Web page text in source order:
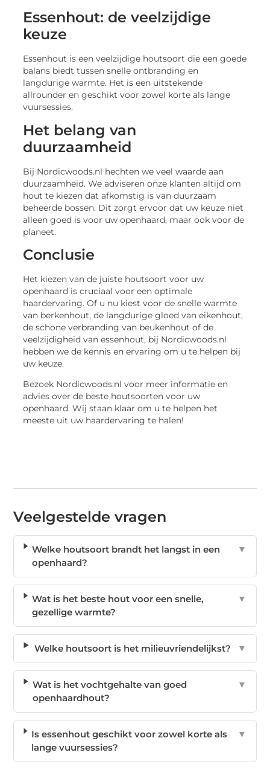
Essenhout: de veelzijdige
keuze
Essenhout is een veelzijdige houtsoort die een goede
balans biedt tussen snelle ontbranding en
langdurige warmte. Het is een uitstekende
allrounder en geschikt voor zowel korte als lange
vuursessies.
Het belang van
duurzaamheid
Bij Nordicwoods.nl hechten we veel waarde aan
duurzaamheid. We adviseren onze klanten altijd om
hout te kiezen dat afkomstig is van duurzaam
beheerde bossen. Dit zorgt ervoor dat uw keuze niet
alleen goed is voor uw openhaard, maar ook voor de
planeet.
Conclusie
Het kiezen van de juiste houtsoort voor uw
openhaard is cruciaal voor een optimale
haardervaring. Of u nu kiest voor de snelle warmte
van berkenhout, de langdurige gloed van eikenhout,
de schone verbranding van beukenhout of de
veelzijdigheid van essenhout, bij Nordicwoods.nl
hebben we de kennis en ervaring om u te helpen bij
uw keuze.
Bezoek Nordicwoods.nl voor meer informatie en
advies over de beste houtsoorten voor uw
openhaard. Wij staan klaar om u te helpen het
meeste uit uw haardervaring te halen!
Veelgestelde vragen
Welke houtsoort brandt het langst in een
openhaard?
▼
Wat is het beste hout voor een snelle,
gezellige warmte?
▼
Welke houtsoort is het milieuvriendelijkst? ▼
Wat is het vochtgehalte van goed
openhaardhout?
▼
Is essenhout geschikt voor zowel korte als
lange vuursessies?
▼